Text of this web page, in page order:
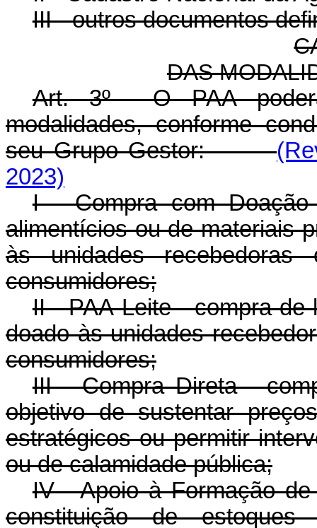
III - outros documentos
DAS
Art. 3º O PAA
modalidades, conforme
seu Grupo Gestor:
2023)
I - Compra com
alimentícios ou de materiais
às unidades recebedoras
consumidores;
II - PAA-Leite - compra de
doado às unidades
consumidores;
III - Compra Direta -
objetivo de sustentar
estratégicos ou permitir
ou de calamidade pública;
IV - Apoio à Formação
constituição de